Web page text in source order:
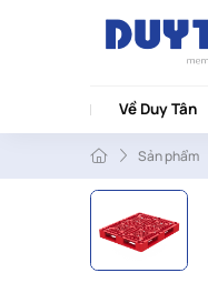
Về Duy Tân
Sản phẩm